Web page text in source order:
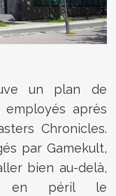
un plan de
employés après
Chronicles.
par Gamekult,
bien au-delà,
en péril le